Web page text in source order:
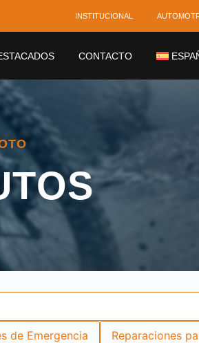
INSTITUCIONAL
CONTACTO
de Emergencia Reparaciones